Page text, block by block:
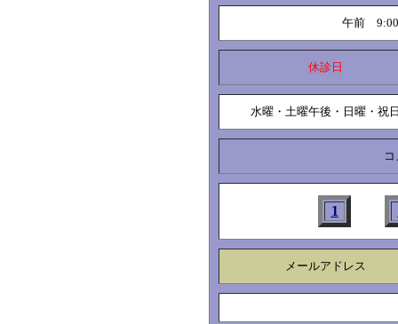
午前
休診日
水曜・土曜午後・日曜・祝
1
メールアドレス